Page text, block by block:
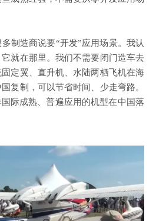
制造商说要“开发”应用场景。我认
就在那里。我们不需要闭门造车去
定翼、直升机、水陆两栖飞机在海
复制，可以节省时间、少走弯路。
国际成熟、普遍应用的机型在中国落